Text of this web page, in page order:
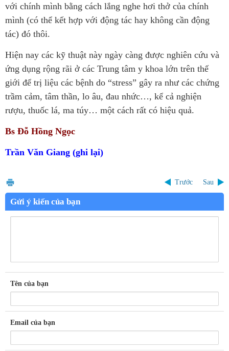
với chính mình bằng cách lắng nghe hơi thở của chính
mình (có thể kết hợp với động tác hay không cần động
tác) đó thôi.
Hiện nay các kỹ thuật này ngày càng được nghiên cứu và
ứng dụng rộng rãi ở các Trung tâm y khoa lớn trên thế
giới để trị liệu các bệnh do “stress” gây ra như các chứng
trầm cảm, tâm thần, lo âu, đau nhức…, kể cả nghiện
rượu, thuốc lá, ma túy… một cách rất có hiệu quả.
Bs Đỗ Hồng Ngọc
Trần Văn Giang (ghi lại)
Trước Sau
Gửi ý kiến của bạn
Tên của bạn
Email của bạn